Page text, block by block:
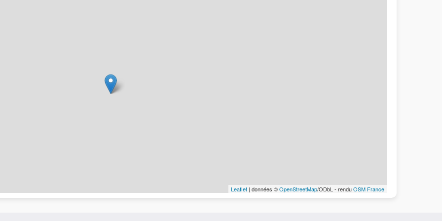
Leaflet | données ©OpenStreetMap/ODbL - renduOSM France